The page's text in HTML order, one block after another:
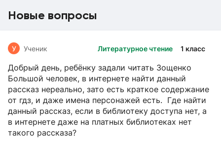
Новые вопросы
Литературное чтение 1 класс
У Ученик
Добрый день, ребёнку задали читать Зощенко
Большой человек, в интернете найти данный
рассказ нереально, зато есть краткое содержание
от гдз, и даже имена персонажей есть. Где найти
данный рассказ, если в библиотеку доступа нет, а
в интернете даже на платных библиотеках нет
такого рассказа?